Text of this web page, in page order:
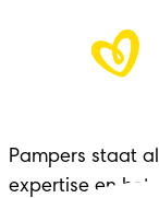
Pampers staat
expertise en het